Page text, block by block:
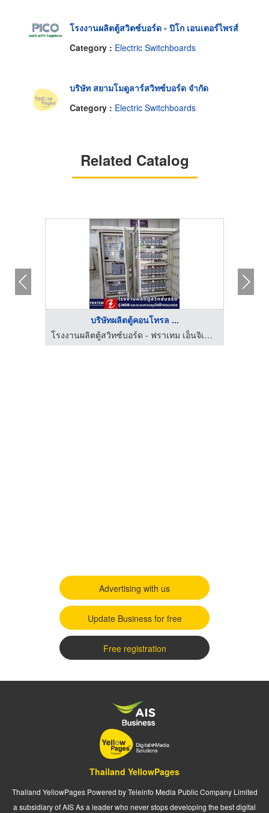
โรงงานผลิตตู้สวิตซ์บอร์ด - ปิโก เอนเตอร์ไพรส์
Category : Electric Switchboards
บริษัท สยามโมดูลาร์สวิทซ์บอร์ด จำกัด
Category : Electric Switchboards
Related Catalog
บริษัทผลิตตู้คอนโทรล ...
โรงงานผลิตตู้สวิทซ์บอร์ด - ฟราเทม เอ็นจิเนียริ่ง
Advertising with us
Update Business for free
Free registration
Thailand YellowPages
Thailand YellowPages Powered by Teleinfo Media Public Company Limited
a subsidiary of AIS As a leader who never stops developing the best digital